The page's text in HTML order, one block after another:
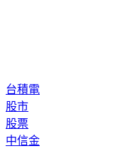
台積電
股市
股票